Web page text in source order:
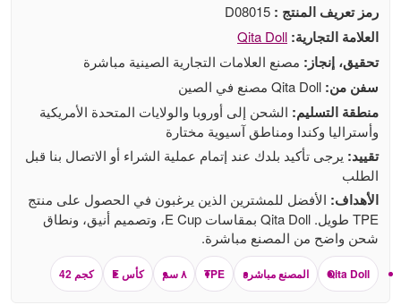
رمز تعريف المنتج :
العلامة التجارية: Qita Doll
تحقيق، إنجاز: مصنع العلامات التجارية الصينية مباشرة
سفن من:
منطقة التسليم: الشحن إلى أوروبا والولايات المتحدة الأمريكية
وأستراليا وكندا ومناطق آسيوية مختارة
تقييد: يرجى تأكيد بلدك عند إتمام عملية الشراء أو الاتصال بنا قبل
الطلب
الأهداف: الأفضل للمشترين الذين يرغبون في الحصول على منتج
TPE طويل. Qita Doll بمقاسات E Cup، وتصميم أنيق، ونطاق
شحن واضح من المصنع مباشرة.
Qita Doll المصنع مباشرة TPE ٨ سم كأس E كجم 42